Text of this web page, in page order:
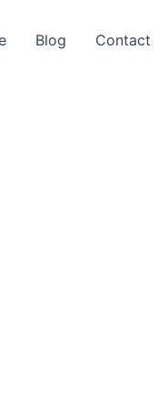
Blog Contact